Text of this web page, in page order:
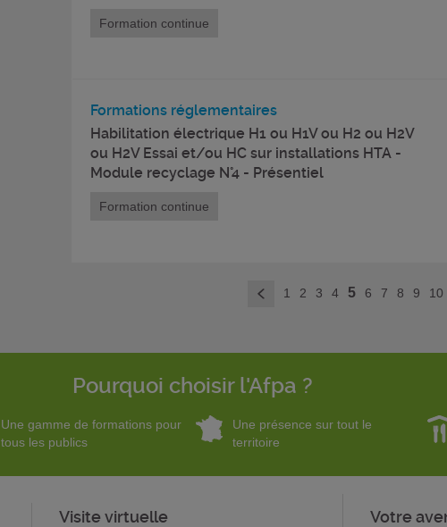
Formation continue
Formations réglementaires
Habilitation électrique H1 ou H1V ou H2 ou H2V
ou H2V Essai et/ou HC sur installations HTA -
Module recyclage N°4 - Présentiel
Formation continue
< 1 2 3 4 5 6 7 8 9 10
Pourquoi choisir l'Afpa ?
Une gamme de formations pour
tous les publics
Une présence sur tout le
territoire
Visite virtuelle Votre